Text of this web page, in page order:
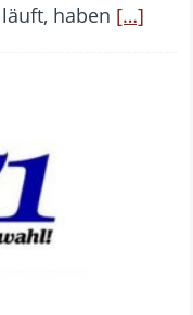
haben […]